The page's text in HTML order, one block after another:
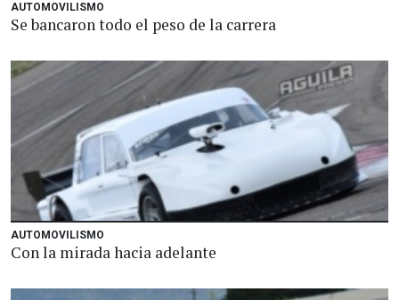
AUTOMOVILISMO
Se bancaron todo el peso de la carrera
AUTOMOVILISMO
Con la mirada hacia adelante